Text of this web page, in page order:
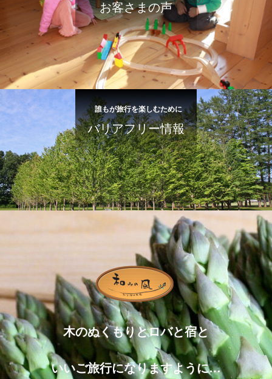
お客さまの声
誰もが旅行を楽しむために
バリアフリー情報
木のぬくもりとロバと宿と
いいご旅行になりますように…